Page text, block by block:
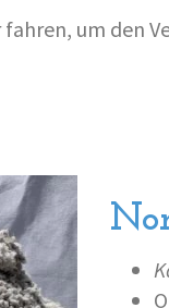
um den